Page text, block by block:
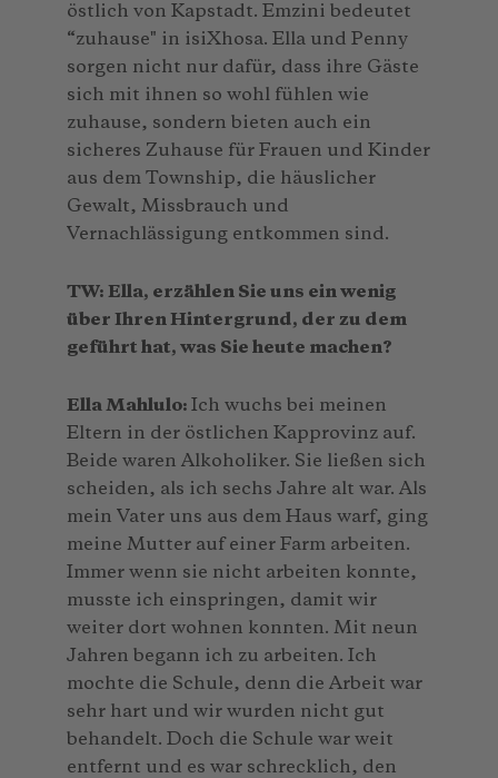
östlich von Kapstadt. Emzini bedeutet
“zuhause" in isiXhosa. Ella und Penny
sorgen nicht nur dafür, dass ihre Gäste
sich mit ihnen so wohl fühlen wie
zuhause, sondern bieten auch ein
sicheres Zuhause für Frauen und Kinder
aus dem Township, die häuslicher
Gewalt, Missbrauch und
Vernachlässigung entkommen sind.
TW: Ella, erzählen Sie uns ein wenig
über Ihren Hintergrund, der zu dem
geführt hat, was Sie heute machen?
Ella Mahlulo: Ich wuchs bei meinen
Eltern in der östlichen Kapprovinz auf.
Beide waren Alkoholiker. Sie ließen sich
scheiden, als ich sechs Jahre alt war. Als
mein Vater uns aus dem Haus warf, ging
meine Mutter auf einer Farm arbeiten.
Immer wenn sie nicht arbeiten konnte,
musste ich einspringen, damit wir
weiter dort wohnen konnten. Mit neun
Jahren begann ich zu arbeiten. Ich
mochte die Schule, denn die Arbeit war
sehr hart und wir wurden nicht gut
behandelt. Doch die Schule war weit
entfernt und es war schrecklich, den